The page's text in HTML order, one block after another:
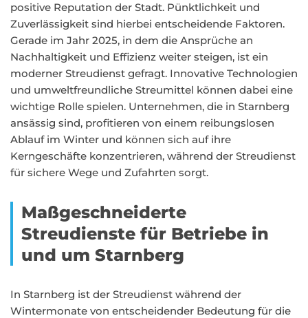
positive Reputation der Stadt. Pünktlichkeit und
Zuverlässigkeit sind hierbei entscheidende Faktoren.
Gerade im Jahr 2025, in dem die Ansprüche an
Nachhaltigkeit und Effizienz weiter steigen, ist ein
moderner Streudienst gefragt. Innovative Technologien
und umweltfreundliche Streumittel können dabei eine
wichtige Rolle spielen. Unternehmen, die in Starnberg
ansässig sind, profitieren von einem reibungslosen
Ablauf im Winter und können sich auf ihre
Kerngeschäfte konzentrieren, während der Streudienst
für sichere Wege und Zufahrten sorgt.
Maßgeschneiderte
Streudienste für Betriebe in
und um Starnberg
In Starnberg ist der Streudienst während der
Wintermonate von entscheidender Bedeutung für die